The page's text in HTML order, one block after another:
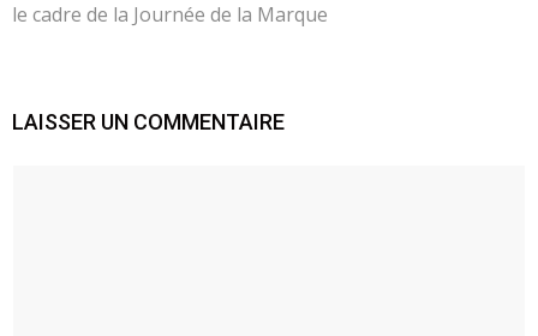
le cadre de la Journée de la Marque
LAISSER UN COMMENTAIRE